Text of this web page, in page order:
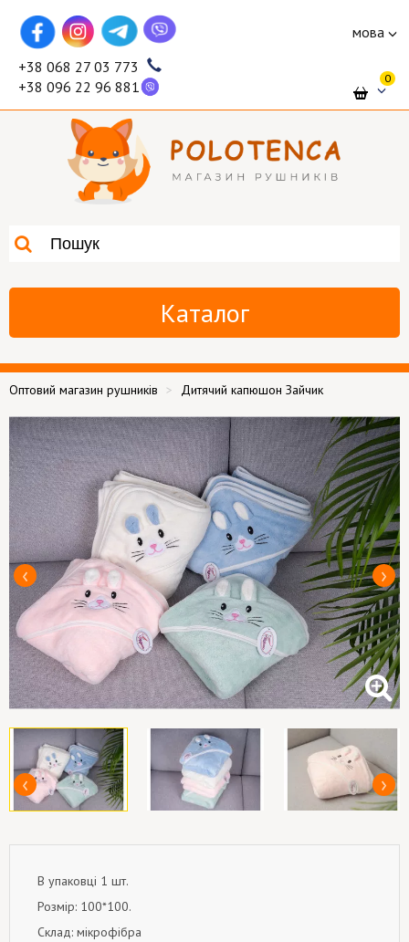
мова
+38 068 27 03 773
+38 096 22 96 881
0
Каталог
Оптовий магазин рушників Дитячий капюшон Зайчик
В упаковці 1 шт.
Розмір: 100*100.
Склад: мікрофібра